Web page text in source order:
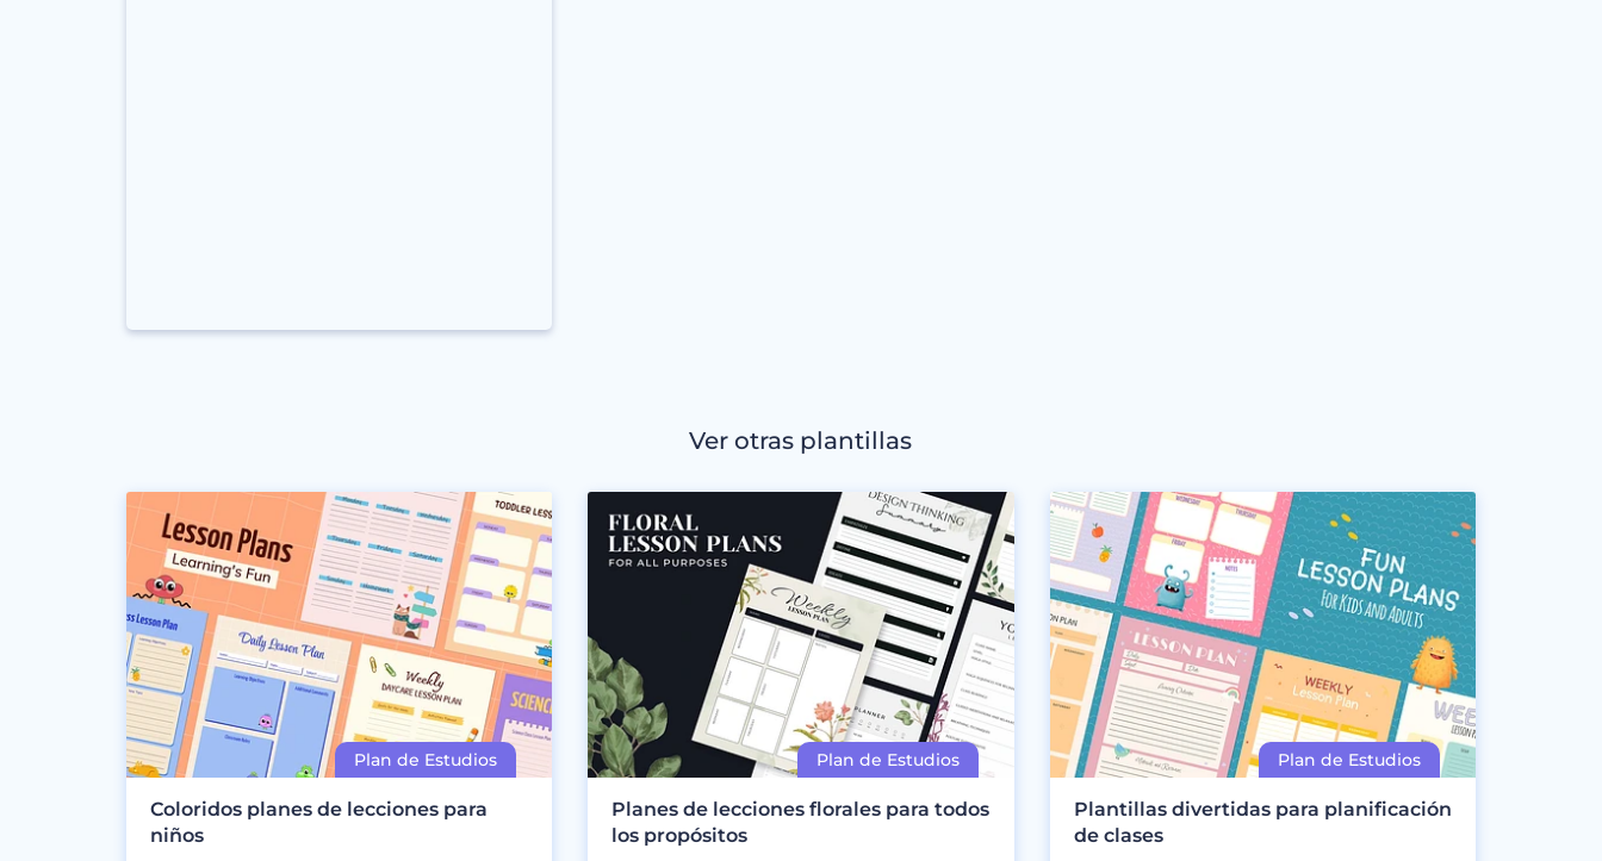
Ver otras plantillas
Coloridos planes de lecciones para
niños
Planes de lecciones florales para todos
los propósitos
Plantillas divertidas para planificación
de clases